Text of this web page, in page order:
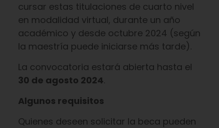
cursar estas titulaciones de cuarto nivel
en modalidad virtual, durante un año
académico y desde octubre 2024 (según
la maestría puede iniciarse más tarde).
La convocatoria estará abierta hasta el
30 de agosto 2024.
Algunos requisitos
Quienes deseen solicitar la beca pueden